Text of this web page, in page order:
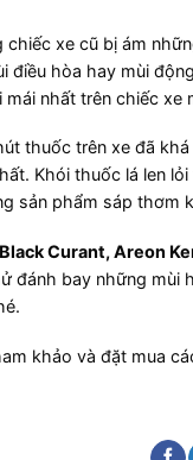
chiếc xe cũ bị ám
điều hòa hay mùi
nhất trên chiếc xe
thuốc trên xe đã
Khói thuốc lá len
sản phẩm sáp thơm
Curant, Areon
đánh bay những
khảo và đặt mua